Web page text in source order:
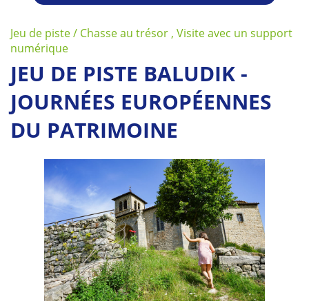
Jeu de piste / Chasse au trésor , Visite avec un support
numérique
JEU DE PISTE BALUDIK -
JOURNÉES EUROPÉENNES
DU PATRIMOINE